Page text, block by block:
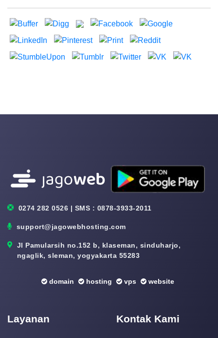
0274 282 0526 | SMS : 0878-3933-2011
support@jagowebhosting.com
Jl Pamularsih no.152 b, klaseman, sinduharjo,
ngaglik, sleman, yogyakarta 55283
domain hosting vps website
Layanan Kontak Kami